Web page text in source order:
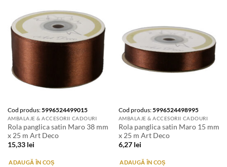
Cod produs:5996524499015
AMBALAJE & ACCESORII CADOURI
Rola panglica satin Maro 38 mm
x 25 m Art Deco
15,33 lei
ADAUGĂ ÎN COȘ
Cod produs:5996524498995
AMBALAJE & ACCESORII CADOURI
Rola panglica satin Maro 15 mm
x 25 m Art Deco
6,27 lei
ADAUGĂ ÎN COȘ